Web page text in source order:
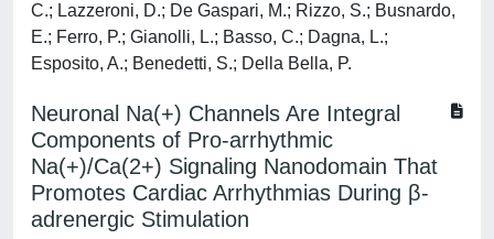
C.; Lazzeroni, D.; De Gaspari, M.; Rizzo, S.; Busnardo,
E.; Ferro, P.; Gianolli, L.; Basso, C.; Dagna, L.;
Esposito, A.; Benedetti, S.; Della Bella, P.
Neuronal Na(+) Channels Are Integral
Components of Pro-arrhythmic
Na(+)/Ca(2+) Signaling Nanodomain That
Promotes Cardiac Arrhythmias During β-
adrenergic Stimulation